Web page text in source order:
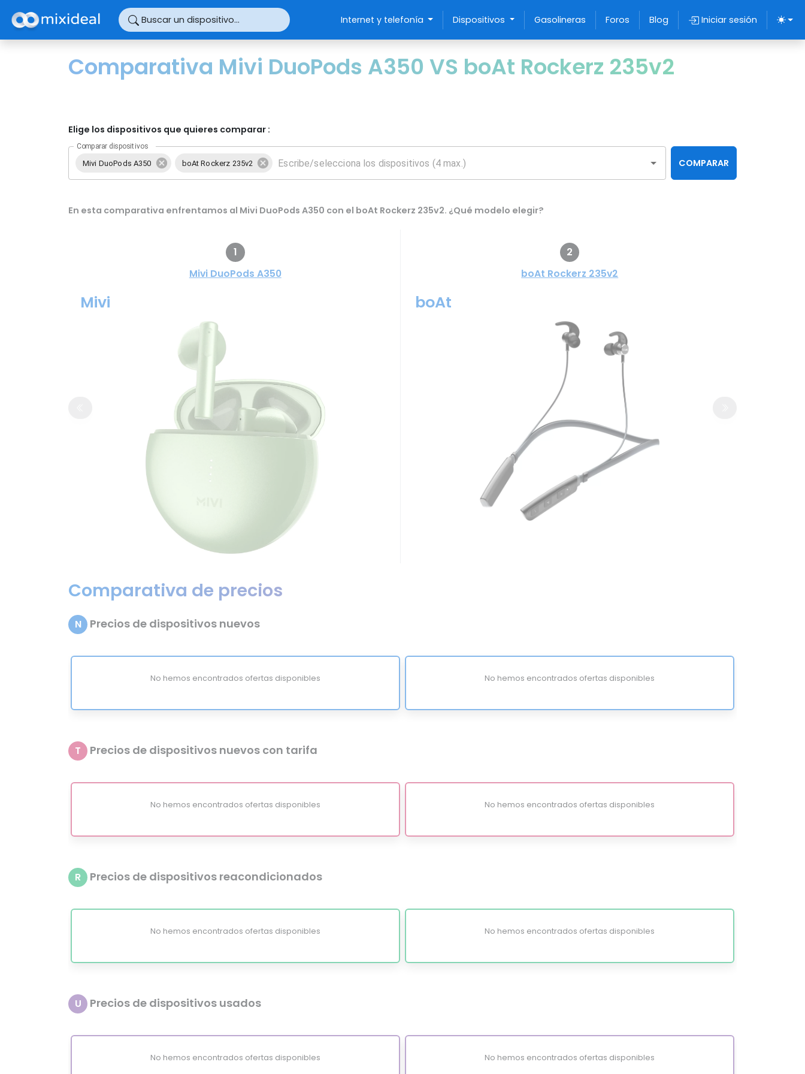
Buscar un dispositivo... Internet y telefonía Dispositivos Gasolineras Foros Blog Iniciar sesión
Comparativa Mivi DuoPods A350 VS boAt Rockerz 235v2
Elige los dispositivos que quieres comparar :
Comparar dispositivos
Mivi DuoPods A350 boAt Rockerz 235v2 COMPARAR
En esta comparativa enfrentamos al Mivi DuoPods A350 con el boAt Rockerz 235v2. ¿Qué modelo elegir?
1
Mivi DuoPods A350
Mivi
2
boAt Rockerz 235v2
boAt
Comparativa de precios
N Precios de dispositivos nuevos
No hemos encontrados ofertas disponibles No hemos encontrados ofertas disponibles
T Precios de dispositivos nuevos con tarifa
No hemos encontrados ofertas disponibles No hemos encontrados ofertas disponibles
R Precios de dispositivos reacondicionados
No hemos encontrados ofertas disponibles No hemos encontrados ofertas disponibles
U Precios de dispositivos usados
No hemos encontrados ofertas disponibles No hemos encontrados ofertas disponibles